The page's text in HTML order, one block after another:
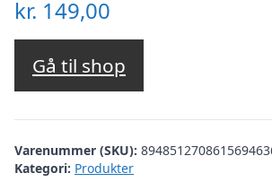
kr. 149,00
Gå til shop
Varenummer (SKU):
Kategori: Produkter